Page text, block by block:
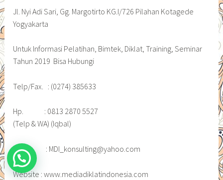
Jl. Nyi Adi Sari, Gg. Margotirto KG.I/726 Pilahan Kotagede
Yogyakarta
Untuk Informasi Pelatihan, Bimtek, Diklat, Training, Seminar
Tahun 2019 Bisa Hubungi
Telp/Fax. : (0274) 385633
Hp. : 0813 2870 5527
(Telp & WA) (Iqbal)
Email. : MDI_konsulting@yahoo.com
Website : www.mediadiklatindonesia.com